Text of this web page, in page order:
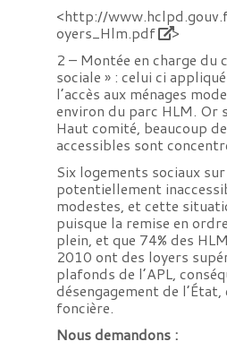
<http://
oyers_Hlm.pdf
>
2 – Montée en charge du
sociale » : celui ci
l’accès aux ménages
environ du parc HLM. Or
Haut comité, beaucoup
accessibles sont
Six logements sociaux
potentiellement
modestes, et cette
puisque la remise en
plein, et que 74% des
2010 ont des loyers
plafonds de l’APL,
désengagement de
foncière.
Nous demandons :